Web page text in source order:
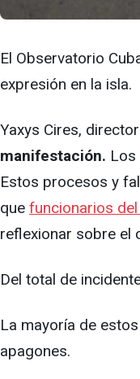
El Observatorio
expresión en la isla.
Yaxys Cires,
manifestación. Los
Estos procesos y
que funcionarios
reflexionar sobre el
Del total de
La mayoría de
apagones.